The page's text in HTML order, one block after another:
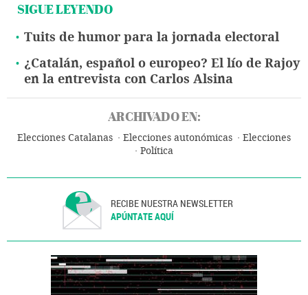
SIGUE LEYENDO
Tuits de humor para la jornada electoral
¿Catalán, español o europeo? El lío de Rajoy
en la entrevista con Carlos Alsina
ARCHIVADO EN:
Elecciones Catalanas Elecciones autonómicas
Elecciones
Política
RECIBE NUESTRA NEWSLETTER
APÚNTATE AQUÍ